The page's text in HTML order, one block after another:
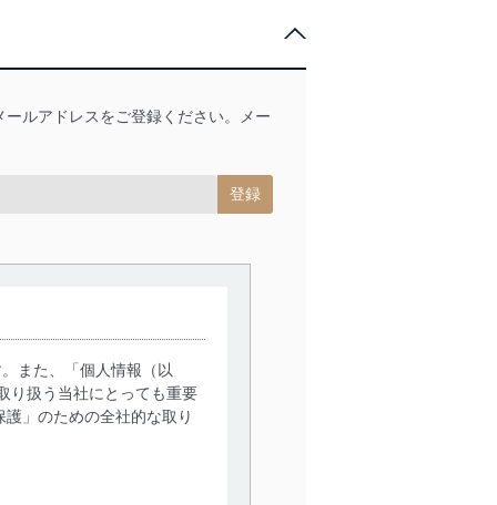
ルアドレスをご登録ください。メー
また、「個人情報（以
り扱う当社にとっても重要
」のための全社的な取り